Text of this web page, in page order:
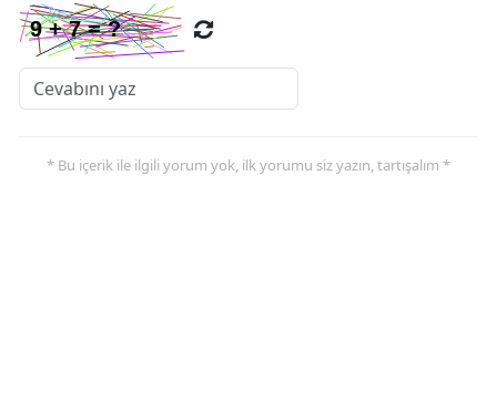
Sakarya
* Bu içerik ile ilgili yorum yok, ilk yorumu siz yazın, tartışalım *